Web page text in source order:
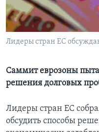
Learning English
СОЦИАЛЬНЫЕ СЕТИ
Лидеры стран ЕС
Саммит еврозоны
решения долговых
Лидеры стран ЕС
обсудить способы